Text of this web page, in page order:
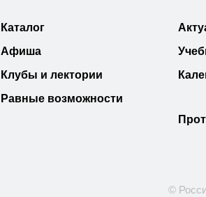
Каталог
Афиша
Клубы и лектории
Равные возможности
©